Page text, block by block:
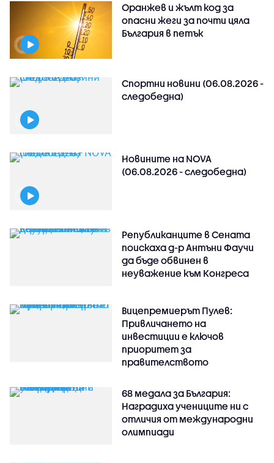
Оранжев и жълт код за
опасни жеги за почти цяла
България в петък
Спортни новини (06.08.2026 -
следобедна)
Новините на NOVA
(06.08.2026 - следобедна)
Републиканците в Сената
поискаха д-р Антъни Фаучи
да бъде обвинен в
неуважение към Конгреса
Вицепремиерът Пулев:
Привличането на
инвестиции е ключов
приоритет за
правителството
68 медала за България:
Наградиха учениците ни с
отличия от международни
олимпиади